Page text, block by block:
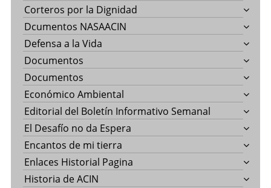
Corteros por la Dignidad
Dcumentos NASAACIN
Defensa a la Vida
Documentos
Documentos
Económico Ambiental
Editorial del Boletín Informativo Semanal
El Desafío no da Espera
Encantos de mi tierra
Enlaces Historial Pagina
Historia de ACIN